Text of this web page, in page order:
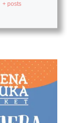
+ posts